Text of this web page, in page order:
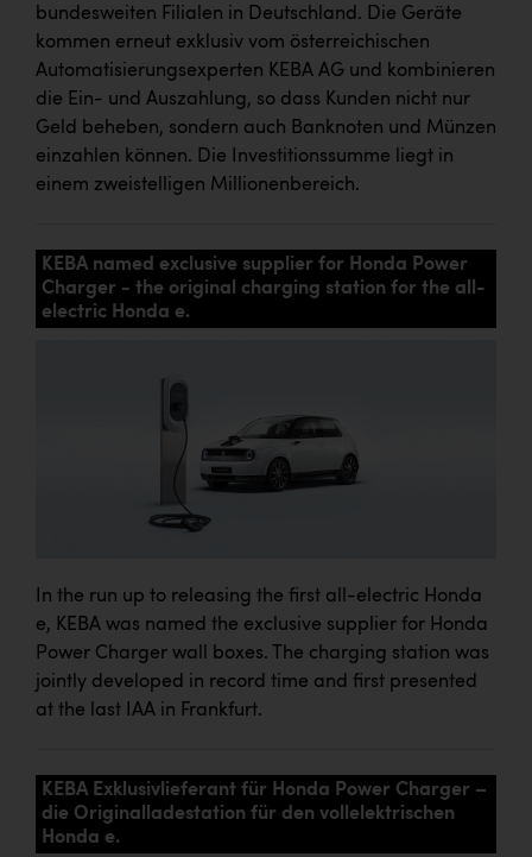
bundesweiten Filialen in Deutschland. Die Geräte
kommen erneut exklusiv vom österreichischen
Automatisierungsexperten KEBA AG und kombinieren
die Ein- und Auszahlung, so dass Kunden nicht nur
Geld beheben, sondern auch Banknoten und Münzen
einzahlen können. Die Investitionssumme liegt in
einem zweistelligen Millionenbereich.
KEBA named exclusive supplier for Honda Power
Charger - the original charging station for the all-
electric Honda e.
In the run up to releasing the first all-electric Honda
e, KEBA was named the exclusive supplier for Honda
Power Charger wall boxes. The charging station was
jointly developed in record time and first presented
at the last IAA in Frankfurt.
KEBA Exklusivlieferant für Honda Power Charger –
die Originalladestation für den vollelektrischen
Honda e.